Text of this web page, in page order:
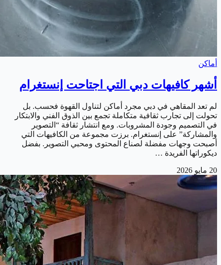
أماكن
أشهر كافيهات دبي التي اجتاحت إنستغرام
لم تعد المقاهي في دبي مجرد أماكن لتناول القهوة فحسب. بل
تحولت إلى تجارب ثقافية متكاملة تجمع بين الذوق الفني والابتكار
في التصميم وجودة المشروبات. ومع انتشار ثقافة “التصوير
والمشاركة” على إنستغرام. برزت مجموعة من الكافيهات التي
أصبحت وجهات مفضلة لصناع المحتوى ومحبي التصوير. بفضل
ديكوراتها الفريدة …
20 مايو 2026